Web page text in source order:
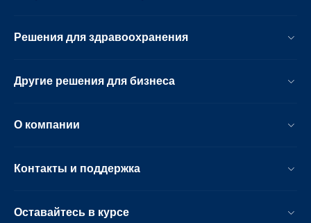
Решения для здравоохранения
Другие решения для бизнеса
О компании
Контакты и поддержка
Оставайтесь в курсе